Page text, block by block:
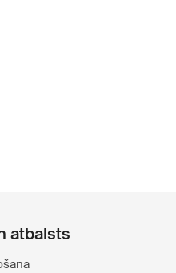
atbalsts